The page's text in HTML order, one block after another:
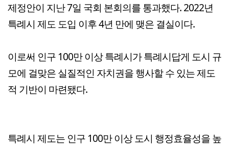
제정안이 지난 7일 국회 본회의를 통과했다. 2022년
특례시 제도 도입 이후 4년 만에 맺은 결실이다.
이로써 인구 100만 이상 특례시가 특례시답게 도시 규
모에 걸맞은 실질적인 자치권을 행사할 수 있는 제도
적 기반이 마련됐다.
특례시 제도는 인구 100만 이상 도시 행정효율성을 높